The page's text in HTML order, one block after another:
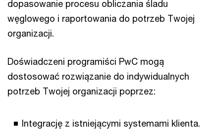
dopasowanie procesu obliczania śladu
węglowego i raportowania do potrzeb Twojej
organizacji.
Doświadczeni programiści PwC mogą
dostosować rozwiązanie do indywidualnych
potrzeb Twojej organizacji poprzez:
Integrację z istniejącymi systemami klienta.